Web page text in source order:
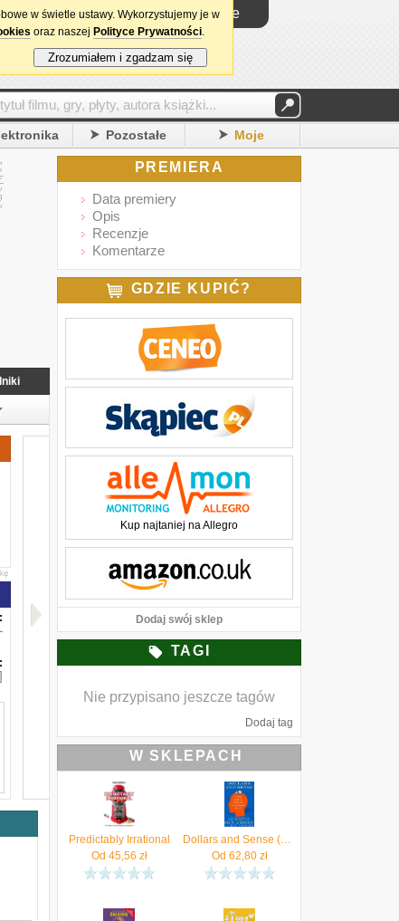
Logowanie
Pozostałe Moje
-
PREMIERA
Data premiery
Opis
Recenzje
Komentarze
GDZIE KUPIĆ?
Kup najtaniej na Allegro
Dodaj swój sklep
TAGI
Nie przypisano jeszcze tagów
Dodaj tag
W SKLEPACH
Predictably Irrational
Od 45,56 zł
Dollars and Sense (Ariely Dan)
Od 62,80zł
w świetle ustawy. Wykorzystujemy je w
oraz naszej Polityce Prywatności.
Zrozumiałem i zgadzam się